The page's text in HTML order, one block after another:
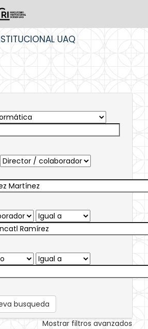
UAQ
busqueda
Mostrar filtros avanzados